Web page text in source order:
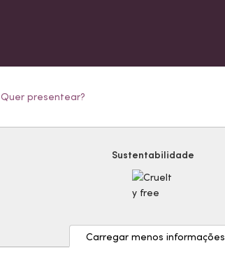
Quer presentear?
Sustentabilidade
Carregar menos informações